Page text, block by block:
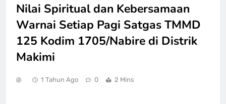
Nilai Spiritual dan Kebersamaan
Warnai Setiap Pagi Satgas TMMD
125 Kodim 1705/Nabire di Distrik
Makimi
1 Tahun Ago 0 2 Mins